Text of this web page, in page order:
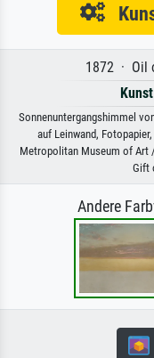
1872 · Oil
Sonnenuntergangshimmel
auf Leinwand,
Metropolitan Museum of Art
Gift
Andere